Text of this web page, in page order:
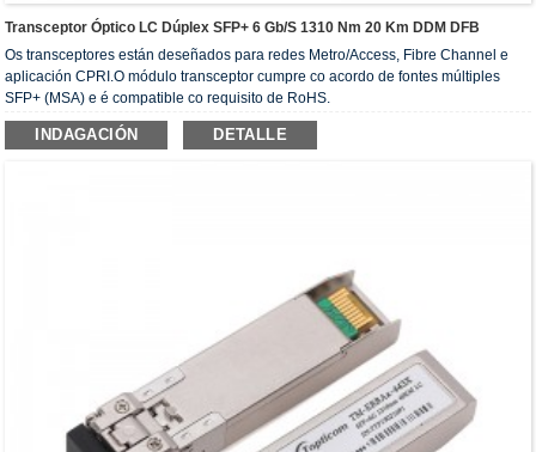
Transceptor Óptico LC Dúplex SFP+ 6 Gb/s 1310 Nm 20 Km DDM DFB
Os transceptores están deseñados para redes Metro/Access, Fibre Channel e
aplicación CPRI.O módulo transceptor cumpre co acordo de fontes múltiples
SFP+ (MSA) e é compatible co requisito de RoHS.
INDAGACIÓN DETALLE